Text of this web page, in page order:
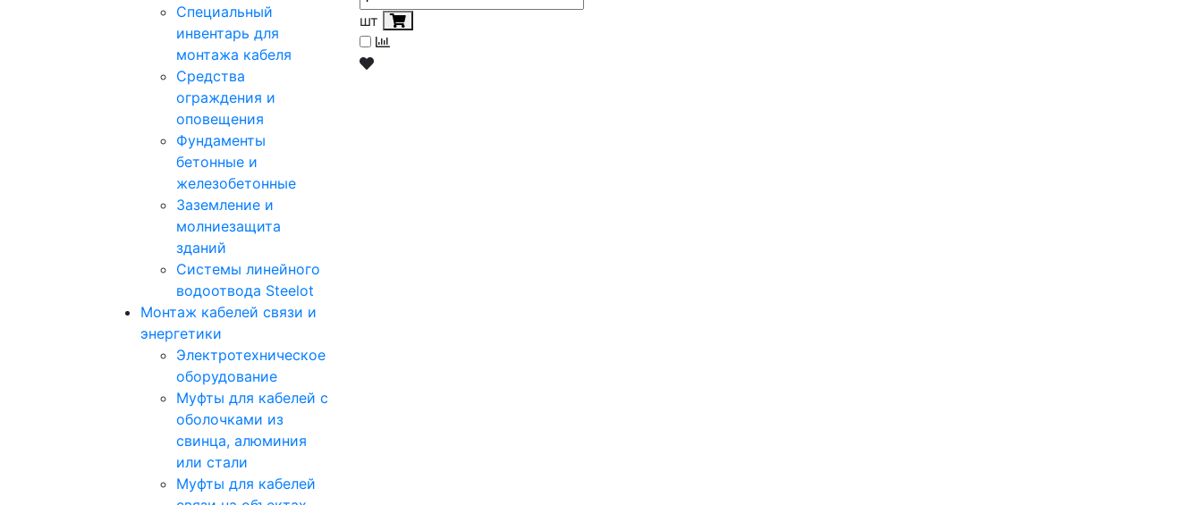
Специальный
инвентарь для
монтажа кабеля
Средства
ограждения и
оповещения
Фундаменты
бетонные и
железобетонные
Заземление и
молниезащита
зданий
Системы линейного
водоотвода Steelot
Монтаж кабелей связи и
энергетики
Электротехническое
оборудование
Муфты для кабелей с
оболочками из
свинца, алюминия
или стали
Муфты для кабелей
шт